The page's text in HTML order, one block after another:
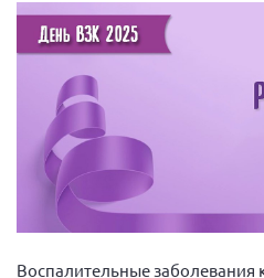
Президент Власов Я.В.
Первый вице-президент
Генеральный директор
Вице-президент Зрячева
Вице-президент
Воспалительные